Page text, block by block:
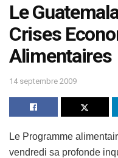
Le
Crises
Alimentaires
14 septembre 2009
Le Programme
vendredi sa profonde